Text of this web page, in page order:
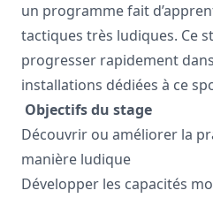
un programme fait
tactiques très ludiques. Ce
progresser rapidement
installations dédiées à ce
Objectifs du stage
Découvrir ou améliorer la
manière ludique
Développer les capacités